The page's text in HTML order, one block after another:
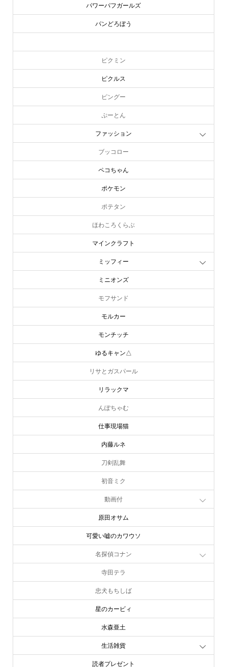
パワーパフガールズ
パンどろぼう
ピクミン
ピクルス
ピングー
ぷーとん
ファッション
ブッコロー
ペコちゃん
ポケモン
ポテタン
ほわころくらぶ
マインクラフト
ミッフィー
ミニオンズ
モフサンド
モルカー
モンチッチ
ゆるキャン△
リサとガスパール
リラックマ
んぽちゃむ
仕事現場猫
内藤ルネ
刀剣乱舞
初音ミク
動画付
原田オサム
可愛い嘘のカワウソ
名探偵コナン
寺田テラ
忠犬もちしば
星のカービィ
水森亜土
生活雑貨
読者プレゼント